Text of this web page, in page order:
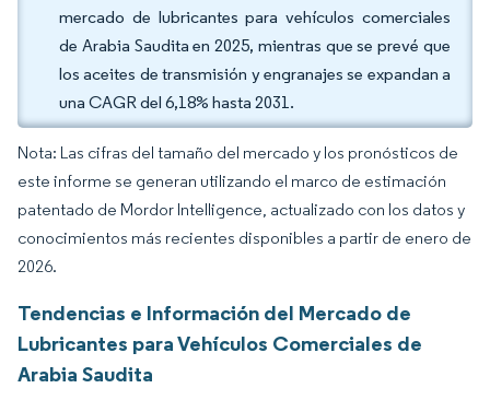
mercado de lubricantes para vehículos comerciales
de Arabia Saudita en 2025, mientras que se prevé que
los aceites de transmisión y engranajes se expandan a
una CAGR del 6,18% hasta 2031.
Nota: Las cifras del tamaño del mercado y los pronósticos de
este informe se generan utilizando el marco de estimación
patentado de Mordor Intelligence, actualizado con los datos y
conocimientos más recientes disponibles a partir de enero de
2026.
Tendencias e Información del Mercado de
Lubricantes para Vehículos Comerciales de
Arabia Saudita